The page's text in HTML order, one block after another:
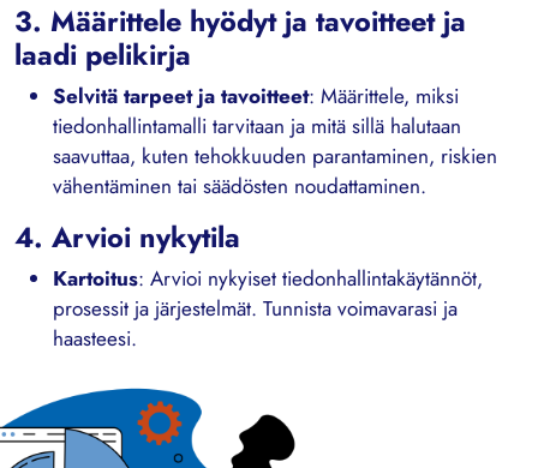
3. Määrittele hyödyt ja tavoitteet ja
laadi pelikirja
Selvitä tarpeet ja tavoitteet: Määrittele, miksi
tiedonhallintamalli tarvitaan ja mitä sillä halutaan
saavuttaa, kuten tehokkuuden parantaminen, riskien
vähentäminen tai säädösten noudattaminen.
4. Arvioi nykytila
Kartoitus: Arvioi nykyiset tiedonhallintakäytännöt,
prosessit ja järjestelmät. Tunnista voimavarasi ja
haasteesi.